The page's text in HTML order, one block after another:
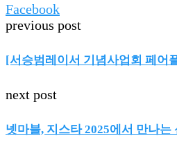
Facebook
previous post
[서승범레이서 기념사업회 페어
next post
넷마블, 지스타 2025에서 만나는